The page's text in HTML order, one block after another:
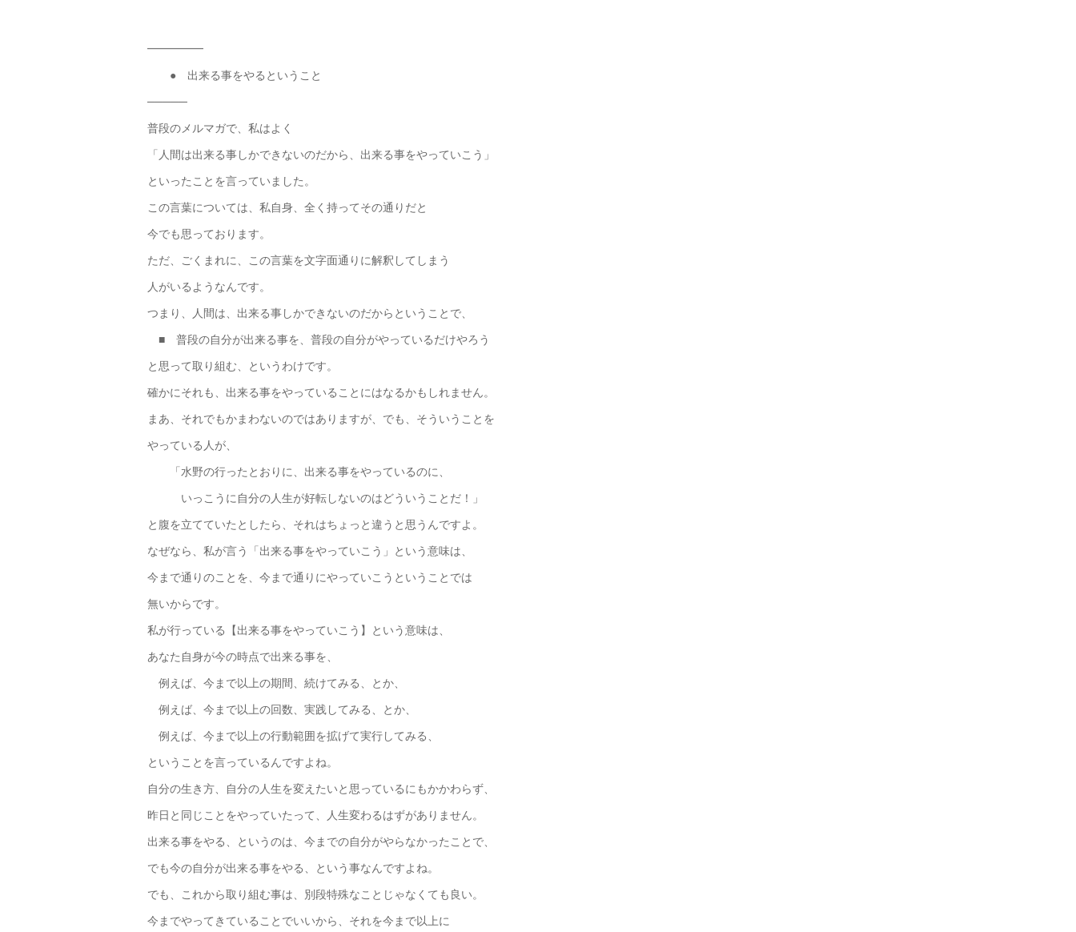
━━━━━
● 出来る事をやるということ
─────
普段のメルマガで、私はよく
「人間は出来る事しかできないのだから、出来る事をやっていこう」
といったことを言っていました。
この言葉については、私自身、全く持ってその通りだと
今でも思っております。
ただ、ごくまれに、この言葉を文字面通りに解釈してしまう
人がいるようなんです。
つまり、人間は、出来る事しかできないのだからということで、
■ 普段の自分が出来る事を、普段の自分がやっているだけやろう
と思って取り組む、というわけです。
確かにそれも、出来る事をやっていることにはなるかもしれません。
まあ、それでもかまわないのではありますが、でも、そういうことを
やっている人が、
「水野の行ったとおりに、出来る事をやっているのに、
いっこうに自分の人生が好転しないのはどういうことだ！」
と腹を立てていたとしたら、それはちょっと違うと思うんですよ。
なぜなら、私が言う「出来る事をやっていこう」という意味は、
今まで通りのことを、今まで通りにやっていこうということでは
無いからです。
私が行っている【出来る事をやっていこう】という意味は、
あなた自身が今の時点で出来る事を、
例えば、今まで以上の期間、続けてみる、とか、
例えば、今まで以上の回数、実践してみる、とか、
例えば、今まで以上の行動範囲を拡げて実行してみる、
ということを言っているんですよね。
自分の生き方、自分の人生を変えたいと思っているにもかかわらず、
昨日と同じことをやっていたって、人生変わるはずがありません。
出来る事をやる、というのは、今までの自分がやらなかったことで、
でも今の自分が出来る事をやる、という事なんですよね。
でも、これから取り組む事は、別段特殊なことじゃなくても良い。
今までやってきていることでいいから、それを今まで以上に